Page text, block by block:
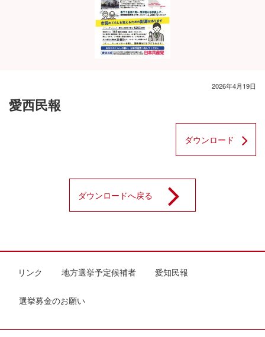
2026年4月19日
愛西民報
ダウンロード
ダウンロードへ戻る
リンク 地方選挙予定候補者 愛知民報
選挙募金のお願い